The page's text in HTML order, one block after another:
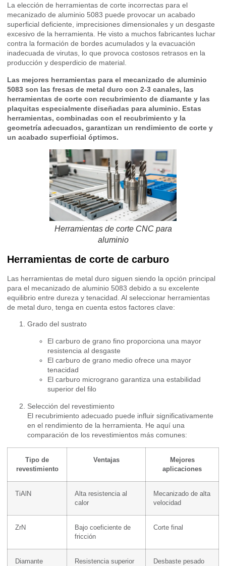
La elección de herramientas de corte incorrectas para el
mecanizado de aluminio 5083 puede provocar un acabado
superficial deficiente, imprecisiones dimensionales y un desgaste
excesivo de la herramienta. He visto a muchos fabricantes luchar
contra la formación de bordes acumulados y la evacuación
inadecuada de virutas, lo que provoca costosos retrasos en la
producción y desperdicio de material.
Las mejores herramientas para el mecanizado de aluminio
5083 son las fresas de metal duro con 2-3 canales, las
herramientas de corte con recubrimiento de diamante y las
plaquitas especialmente diseñadas para aluminio. Estas
herramientas, combinadas con el recubrimiento y la
geometría adecuados, garantizan un rendimiento de corte y
un acabado superficial óptimos.
Herramientas de corte CNC para
aluminio
Herramientas de corte de carburo
Las herramientas de metal duro siguen siendo la opción principal
para el mecanizado de aluminio 5083 debido a su excelente
equilibrio entre dureza y tenacidad. Al seleccionar herramientas
de metal duro, tenga en cuenta estos factores clave:
Grado del sustrato
El carburo de grano fino proporciona una mayor
resistencia al desgaste
El carburo de grano medio ofrece una mayor
tenacidad
El carburo micrograno garantiza una estabilidad
superior del filo
Selección del revestimiento
El recubrimiento adecuado puede influir significativamente
en el rendimiento de la herramienta. He aquí una
comparación de los revestimientos más comunes:
Tipo de
revestimiento
Ventajas
Mejores
aplicaciones
TiAlN
Alta resistencia al
calor
Mecanizado de alta
velocidad
ZrN
Bajo coeficiente de
fricción
Corte final
Diamante
Resistencia superior
Desbaste pesado